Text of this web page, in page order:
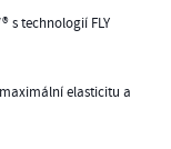
s technologií FLY
maximální elasticitu a